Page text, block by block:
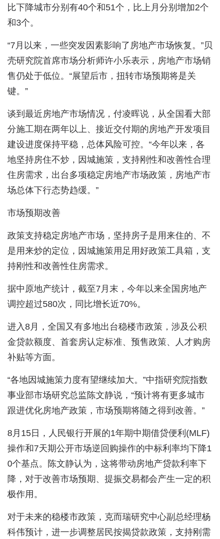
比下降城市分别有40个和51个，比上月分别增加2个
和3个。
“7月以来，一些突发因素影响了房地产市场恢复。”贝
壳研究院首席市场分析师许小乐表示，房地产市场销
售仍处于低位。“展望后市，扭转市场预期将是关
键。”
谈到最近房地产市场情况，付凌晖说，从全国看大部
分施工期在两年以上、接近交付期的房地产开发项目
建设进度保持平稳，总体风险可控。“今年以来，各
地坚持房住不炒，因城施策，支持刚性和改善性合理
住房需求，出台多项稳定房地产市场政策，房地产市
场总体下行态势趋缓。”
市场预期改善
政策支持稳定房地产市场，坚持房子是用来住的、不
是用来炒的定位，因城施策用足用好政策工具箱，支
持刚性和改善性住房需求。
据中原地产统计，截至7月末，今年以来全国房地产
调控超过580次，同比增长近70%。
进入8月，全国又有多地出台稳楼市政策，涉及公积
金贷款额度、首套房认定标准、预售政策、人才购房
补贴等方面。
“各地因城施策力度有望继续加大。”中指研究院指数
事业部市场研究总监陈文静说，“预计将有更多城市
跟进优化房地产政策，市场预期将随之得到改善。”
8月15日，人民银行开展的1年期中期借贷便利(MLF)
操作和7天期公开市场逆回购操作的中标利率均下降1
0个基点。陈文静认为，这将带动房地产贷款利率下
降，对于改善市场预期、提振交易都会产生一定的积
极作用。
对于未来的稳楼市政策，克而瑞研究中心副总经理杨
科伟预计，进一步调整居民按揭贷款政策，支持刚需